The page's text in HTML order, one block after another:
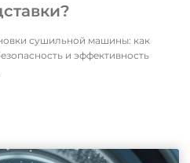
сушильной машины: как
и эффективность